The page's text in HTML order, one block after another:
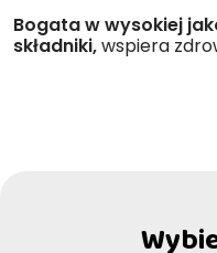
Bogata w wysokiej
składniki,wspiera